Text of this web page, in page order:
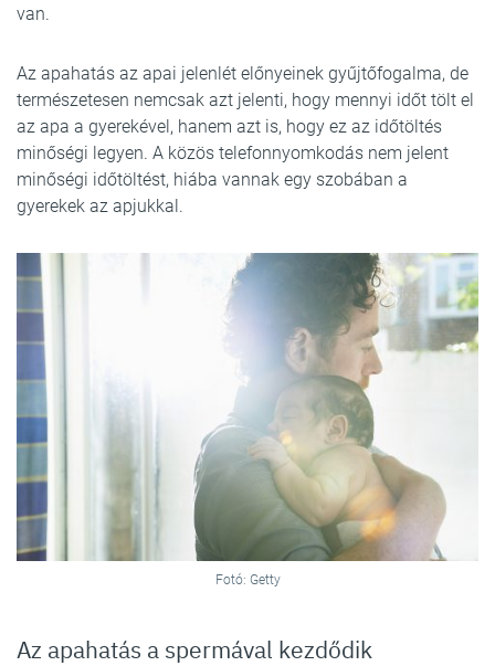
van.
Az apahatás az apai jelenlét előnyeinek gyűjtőfogalma, de
természetesen nemcsak azt jelenti, hogy mennyi időt tölt el
az apa a gyerekével, hanem azt is, hogy ez az időtöltés
minőségi legyen. A közös telefonnyomkodás nem jelent
minőségi időtöltést, hiába vannak egy szobában a
gyerekek az apjukkal.
Fotó: Getty
Az apahatás a spermával kezdődik